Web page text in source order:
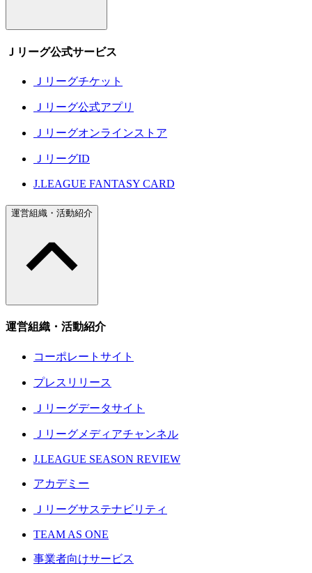
Ｊリーグ公式サービス
Ｊリーグチケット
Ｊリーグ公式アプリ
Ｊリーグオンラインストア
ＪリーグID
J.LEAGUE FANTASY CARD
運営組織・活動紹介
運営組織・活動紹介
コーポレートサイト
プレスリリース
Ｊリーグデータサイト
Ｊリーグメディアチャンネル
J.LEAGUE SEASON REVIEW
アカデミー
Ｊリーグサステナビリティ
TEAM AS ONE
事業者向けサービス